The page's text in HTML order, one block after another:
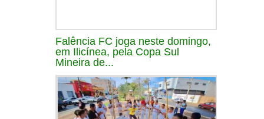
Falência FC joga neste domingo,
em Ilicínea, pela Copa Sul
Mineira de...